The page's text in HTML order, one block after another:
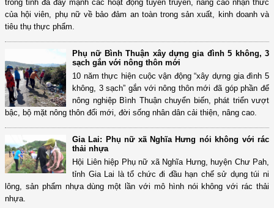
trong tỉnh đã đẩy mạnh các hoạt động tuyên truyền, nâng cao nhận thức
của hội viên, phụ nữ về bảo đảm an toàn trong sản xuất, kinh doanh và
tiêu thụ thực phẩm.
Phụ nữ Bình Thuận xây dựng gia đình 5 không, 3
sạch gắn với nông thôn mới
10 năm thực hiện cuộc vận động “xây dựng gia đình 5
không, 3 sạch” gắn với nông thôn mới đã góp phần để
nông nghiệp Bình Thuận chuyển biến, phát triển vượt
bậc, bộ mặt nông thôn đổi mới, đời sống nhân dân cải thiện, nâng cao.
Gia Lai: Phụ nữ xã Nghĩa Hưng nói không với rác
thải nhựa
Hội Liên hiệp Phụ nữ xã Nghĩa Hưng, huyện Chư Pah,
tỉnh Gia Lai là tổ chức đi đầu hạn chế sử dụng túi ni
lông, sản phẩm nhựa dùng một lần với mô hình nói không với rác thải
nhựa.